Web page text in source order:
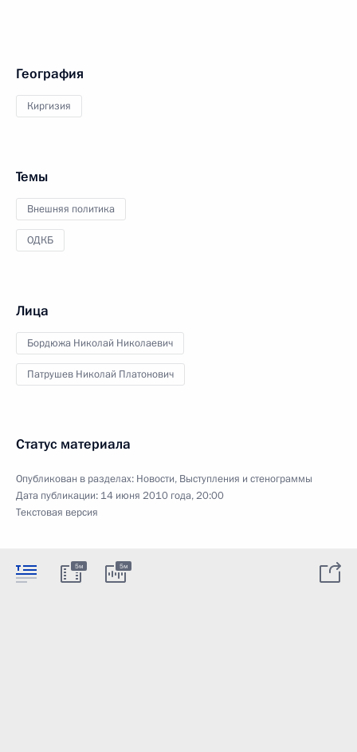
География
Киргизия
Темы
Внешняя политика
ОДКБ
Лица
Бордюжа Николай Николаевич
Патрушев Николай Платонович
Статус материала
Опубликован в разделах: Новости, Выступления и стенограммы
Дата публикации: 14 июня 2010 года, 20:00
Текстовая версия
5м 5м